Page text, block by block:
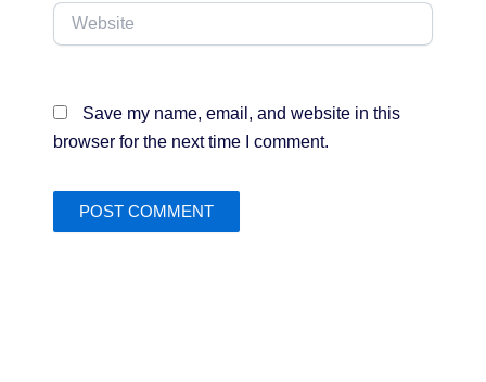
Website
Save my name, email, and website in this
browser for the next time I comment.